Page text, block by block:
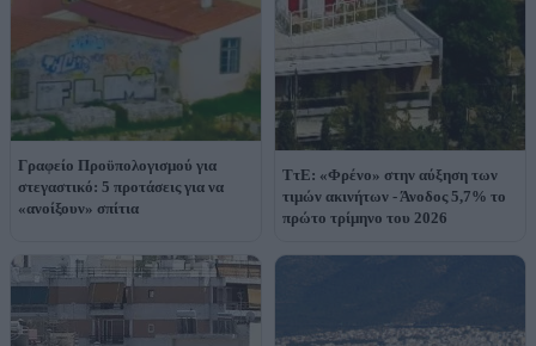
Γραφείο Προϋπολογισμού για
στεγαστικό: 5 προτάσεις για να
«ανοίξουν» σπίτια
ΤτΕ: «Φρένο» στην αύξηση των
τιμών ακινήτων - Άνοδος 5,7% το
πρώτο τρίμηνο του 2026